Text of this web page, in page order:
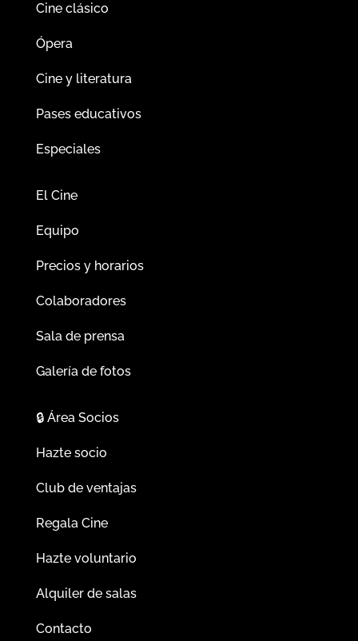
Cine clásico
Ópera
Cine y literatura
Pases educativos
Especiales
El Cine
Equipo
Precios y horarios
Colaboradores
Sala de prensa
Galería de fotos
🔒Área Socios
Hazte socio
Club de ventajas
Regala Cine
Hazte voluntario
Alquiler de salas
Contacto